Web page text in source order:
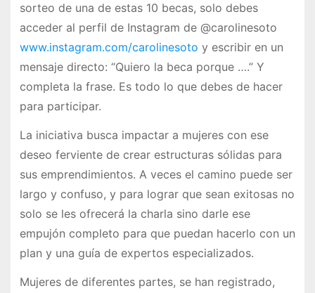
sorteo de una de estas 10 becas, solo debes
acceder al perfil de Instagram de @carolinesoto
www.instagram.com/carolinesoto y escribir en un
mensaje directo: “Quiero la beca porque ….” Y
completa la frase. Es todo lo que debes de hacer
para participar.
La iniciativa busca impactar a mujeres con ese
deseo ferviente de crear estructuras sólidas para
sus emprendimientos. A veces el camino puede ser
largo y confuso, y para lograr que sean exitosas no
solo se les ofrecerá la charla sino darle ese
empujón completo para que puedan hacerlo con un
plan y una guía de expertos especializados.
Mujeres de diferentes partes, se han registrado,